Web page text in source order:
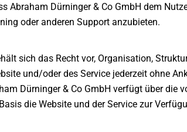
Abraham Dürninger & Co GmbH dem
oder anderen Support anzubieten.
sich das Recht vor, Organisation,
und/oder des Service jederzeit ohne
Dürninger & Co GmbH verfügt über
die Website und der Service zur